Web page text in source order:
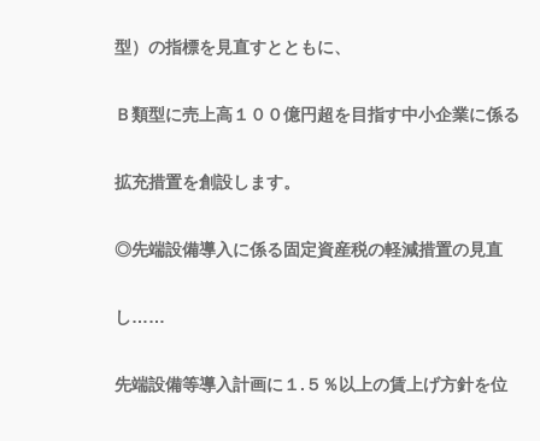
型）の指標を見直すとともに、
Ｂ類型に売上高１００億円超を目指す中小企業に係る
拡充措置を創設します。
◎先端設備導入に係る固定資産税の軽減措置の見直
し……
先端設備等導入計画に１.５％以上の賃上げ方針を位